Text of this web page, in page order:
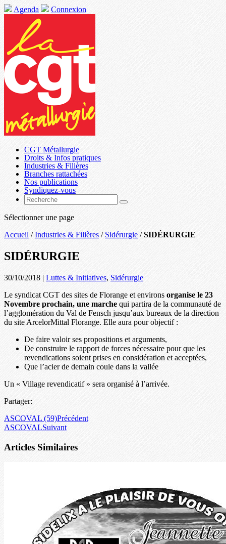
Agenda Connexion
CGT Métallurgie
Droits & Infos pratiques
Industries & Filières
Branches rattachées
Nos publications
Syndiquez-vous
Sélectionner une page
Accueil /Industries & Filières / Sidérurgie /SIDÉRURGIE
SIDÉRURGIE
30/10/2018 | Luttes & Initiatives, Sidérurgie
Le syndicat CGT des sites de Florange et environs organise le 23
Novembre prochain, une marche qui partira de la communauté de
l’agglomération du Val de Fensch jusqu’aux bureaux de la direction
du site ArcelorMittal Florange. Elle aura pour objectif :
De faire valoir ses propositions et arguments,
De construire le rapport de forces nécessaire pour que les
revendications soient prises en considération et acceptées,
Que l’acier de demain coule dans la vallée
Un « Village revendicatif » sera organisé à l’arrivée.
Partager:
ASCOVAL (59)Précédent
ASCOVALSuivant
Articles Similaires